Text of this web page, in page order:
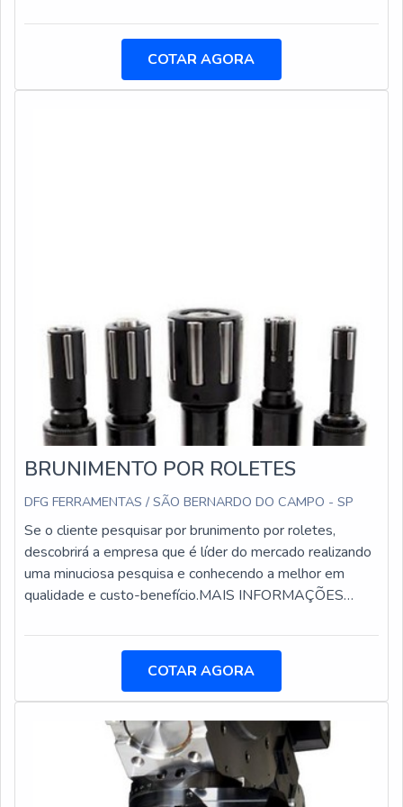
broca canhão atua no processo de furação em
neste procedimento. Utilizar o instrumento no ramo da
usinagem é garantir diversos efeitos positivos durante o
COTAR AGORA
BRUNIMENTO POR ROLETES
DFG FERRAMENTAS / SÃO BERNARDO DO CAMPO - SP
Se o cliente pesquisar por brunimento por roletes,
descobrirá a empresa que é líder do mercado realizando
uma minuciosa pesquisa e conhecendo a melhor em
qualidade e custo-benefício.MAIS INFORMAÇÕES
por brunimento por roletes em uma empresa inovadora,
Atuando com placas porta pinças e cabeças alargadoras
de troca rápida, oferecendo o que há de melhor no
mercado para cada cliente.Não obstante, quando
falamos em brunimento por roletes, deve-se descartar
empresas que não tenham produtos e serviços com
ótima qualidade e assertividade, pequenos detalhes,
COTAR AGORA